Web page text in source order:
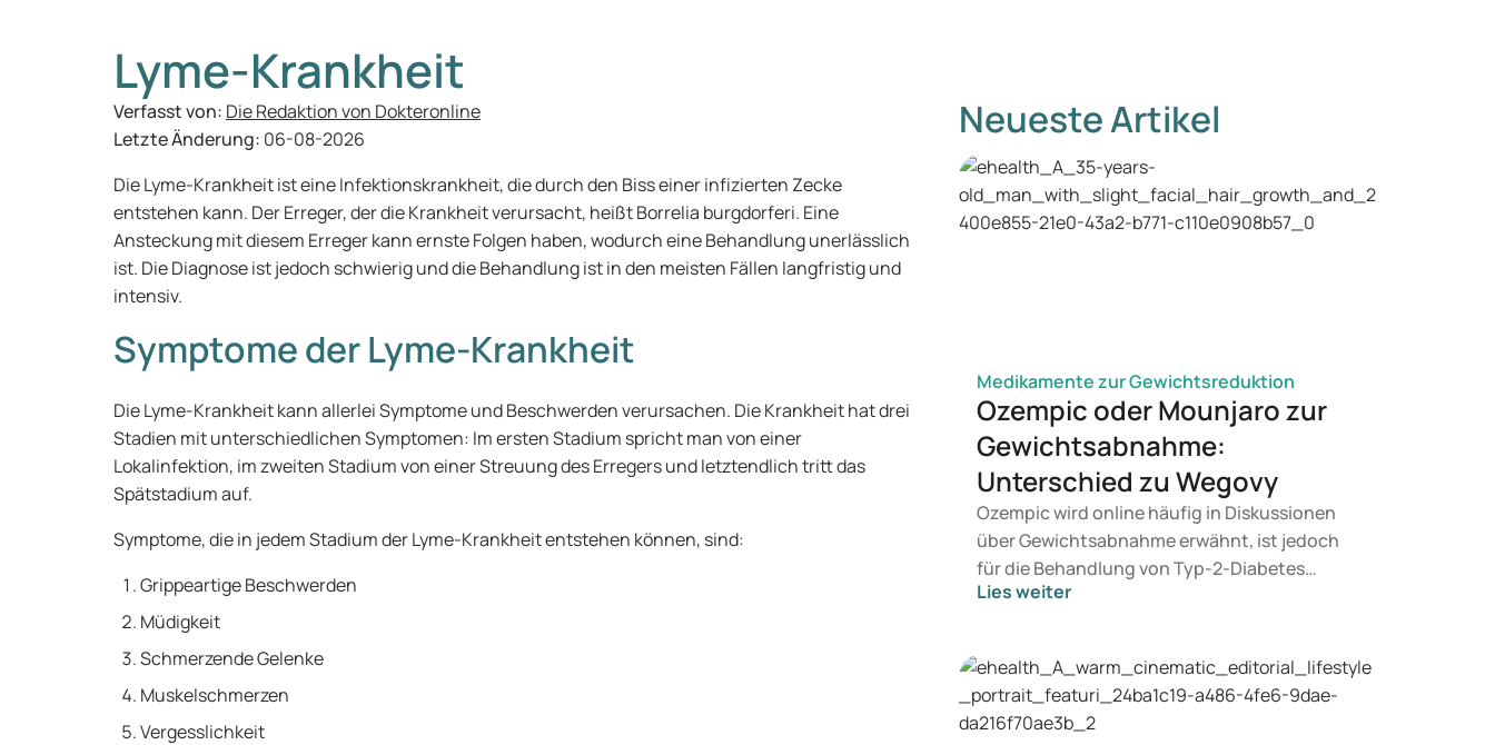
Lyme-Krankheit
Verfasst von: Die Redaktion von Dokteronline
Letzte Änderung: 06-08-2026
Die Lyme-Krankheit ist eine Infektionskrankheit, die durch den Biss einer infizierten Zecke
entstehen kann. Der Erreger, der die Krankheit verursacht, heißt Borrelia burgdorferi. Eine
Ansteckung mit diesem Erreger kann ernste Folgen haben, wodurch eine Behandlung unerlässlich
ist. Die Diagnose ist jedoch schwierig und die Behandlung ist in den meisten Fällen langfristig und
intensiv.
Symptome der Lyme-Krankheit
Die Lyme-Krankheit kann allerlei Symptome und Beschwerden verursachen. Die Krankheit hat drei
Stadien mit unterschiedlichen Symptomen: Im ersten Stadium spricht man von einer
Lokalinfektion, im zweiten Stadium von einer Streuung des Erregers und letztendlich tritt das
Spätstadium auf.
Symptome, die in jedem Stadium der Lyme-Krankheit entstehen können, sind:
Grippeartige Beschwerden
Müdigkeit
Schmerzende Gelenke
Muskelschmerzen
Vergesslichkeit
Neueste Artikel
Medikamente zur Gewichtsreduktion
Ozempic oder Mounjaro zur
Gewichtsabnahme:
Unterschied zu Wegovy
Ozempic wird online häufig in Diskussionen
über Gewichtsabnahme erwähnt, ist jedoch
für die Behandlung von Typ-2-Diabetes
vorgesehen. Wenn Sie eine Therapie zur
Betracht. Welche Behandlung für Sie geeignet
ist, entscheidet ein Arzt auf Grundlage Ihrer
Gesundheit, Ihres BMI und Ihres
Lies weiter